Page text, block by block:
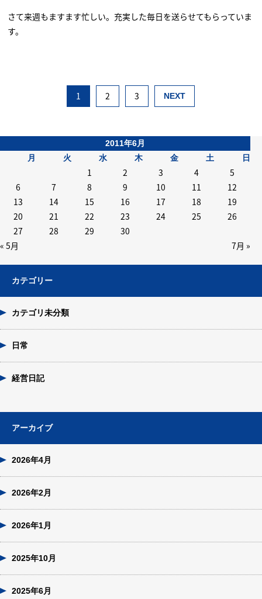
さて来週もますます忙しい。充実した毎日を送らせてもらっていま
す。
1 2 3 NEXT
2011年6月
月
火 水 木 金 土 日
« 5月 7月 »
1 2 3 4
5
6
7 8 9 10 11
12
13
14 15 16 17 18
19
20
21 22 23 24 25
26
27
28 29 30
カテゴリー
カテゴリ未分類
日常
経営日記
アーカイブ
2026年4月
2026年2月
2026年1月
2025年10月
2025年6月